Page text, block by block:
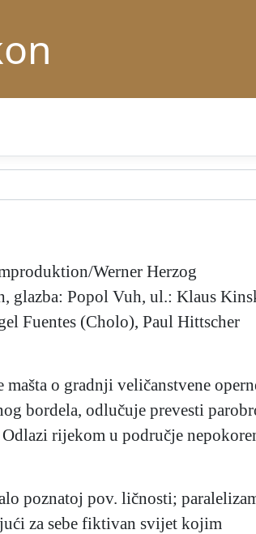
Werner Herzog
glazba: Popol Vuh, ul.: Klaus
Fuentes (Cholo), Paul Hittscher
o gradnji veličanstvene
bordela, odlučuje prevesti
rijekom u područje
poznatoj pov. ličnosti;
za sebe fiktivan svijet kojim